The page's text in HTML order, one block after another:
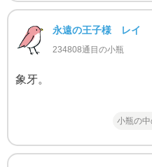
永遠の王子様 レイ
234808通目の小瓶
象牙。
小瓶の